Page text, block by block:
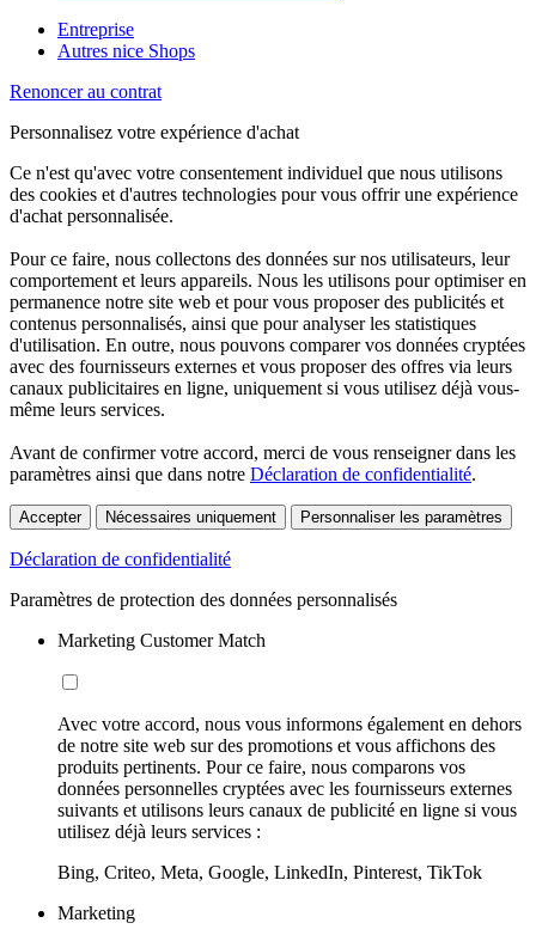
Entreprise
Autres nice Shops
Renoncer au contrat
Personnalisez votre expérience d'achat
Ce n'est qu'avec votre consentement individuel que nous utilisons
des cookies et d'autres technologies pour vous offrir une expérience
d'achat personnalisée.
Pour ce faire, nous collectons des données sur nos utilisateurs, leur
comportement et leurs appareils. Nous les utilisons pour optimiser en
permanence notre site web et pour vous proposer des publicités et
contenus personnalisés, ainsi que pour analyser les statistiques
d'utilisation. En outre, nous pouvons comparer vos données cryptées
avec des fournisseurs externes et vous proposer des offres via leurs
canaux publicitaires en ligne, uniquement si vous utilisez déjà vous-
même leurs services.
Avant de confirmer votre accord, merci de vous renseigner dans les
paramètres ainsi que dans notre Déclaration de confidentialité.
Accepter Nécessaires uniquement Personnaliser les paramètres
Déclaration de confidentialité
Paramètres de protection des données personnalisés
Marketing Customer Match
Avec votre accord, nous vous informons également en dehors
de notre site web sur des promotions et vous affichons des
produits pertinents. Pour ce faire, nous comparons vos
données personnelles cryptées avec les fournisseurs externes
suivants et utilisons leurs canaux de publicité en ligne si vous
utilisez déjà leurs services :
Bing, Criteo, Meta, Google, LinkedIn, Pinterest, TikTok
Marketing